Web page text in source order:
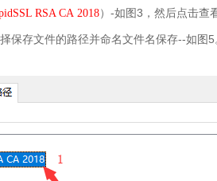
RSA CA 2018） -如图 3 ，然后点击查
保存文件的路径并命名文件名保存--如图 5